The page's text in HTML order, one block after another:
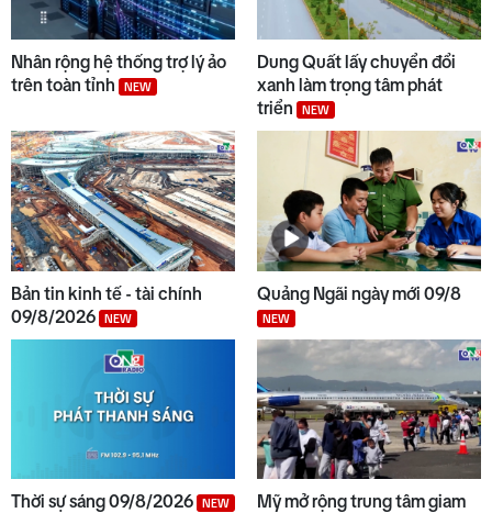
7
An toàn giao thông 08/8/2026
8
Thời sự sáng 09/8/2026
9
Chủ tịch UBND tỉnh kiểm tra
các dự án tại KKT Dung Quất
10
Thời tiết Quảng Ngãi: Nhiều
mây, có mưa rào, đề phòng dông
lốc
Nhân rộng hệ thống trợ lý ảo
trên toàn tỉnh
NEW
Dung Quất lấy chuyển đổi
xanh làm trọng tâm phát
triển
NEW
Bản tin kinh tế - tài chính
09/8/2026
NEW
Quảng Ngãi ngày mới 09/8
NEW
Thời sự sáng 09/8/2026 NEW
Mỹ mở rộng trung tâm giam